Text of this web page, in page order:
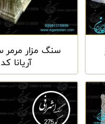
سنگ مزار مرمر
آریانا کد 315